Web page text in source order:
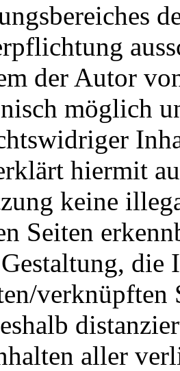
der Autor
möglich
hiermit
keine
Seiten
die
verknüpften
aller